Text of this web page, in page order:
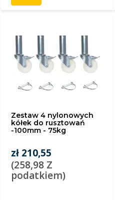
Zestaw 4 nylonowych
kółek do rusztowań
-100mm - 75kg
zł 210,55
(258,98 Z
podatkiem)